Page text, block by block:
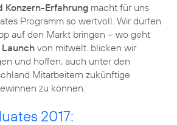
Konzern-Erfahrung macht für uns
Programm so wertvoll. Wir dürfen
auf den Markt bringen – wo geht
Launch von mitwelt. blicken wir
und hoffen, auch unter den
Mitarbeitern zukünftige
zu können.
2017: